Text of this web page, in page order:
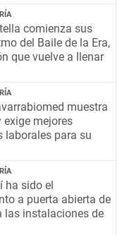
comienza sus
del Baile de la Era,
que vuelve a llenar
muestra
mejores
laborales para su
ha sido el
a puerta abierta de
las instalaciones de